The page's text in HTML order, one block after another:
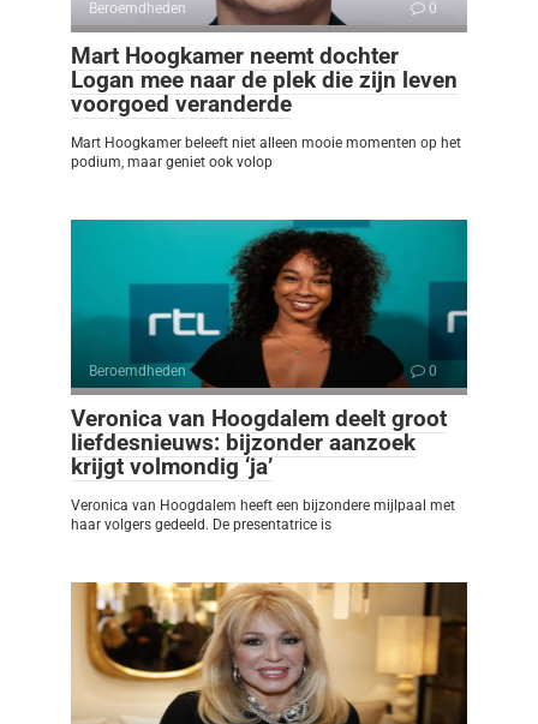
Beroemdheden 0
Mart Hoogkamer neemt dochter
Logan mee naar de plek die zijn leven
voorgoed veranderde
Mart Hoogkamer beleeft niet alleen mooie momenten op het
podium, maar geniet ook volop
Beroemdheden 0
Veronica van Hoogdalem deelt groot
liefdesnieuws: bijzonder aanzoek
krijgt volmondig ‘ja’
Veronica van Hoogdalem heeft een bijzondere mijlpaal met
haar volgers gedeeld. De presentatrice is